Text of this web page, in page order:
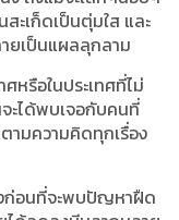
ะเก็ดเป็นตุ่มใส และ
ยเป็นแผลลุกลาม
ศหรือในประเทศที่ไม่
ะได้พบเจอกับคนที่
ามความคิดทุกเรื่อง
งก่อนที่จะพบปัญหาฝืด